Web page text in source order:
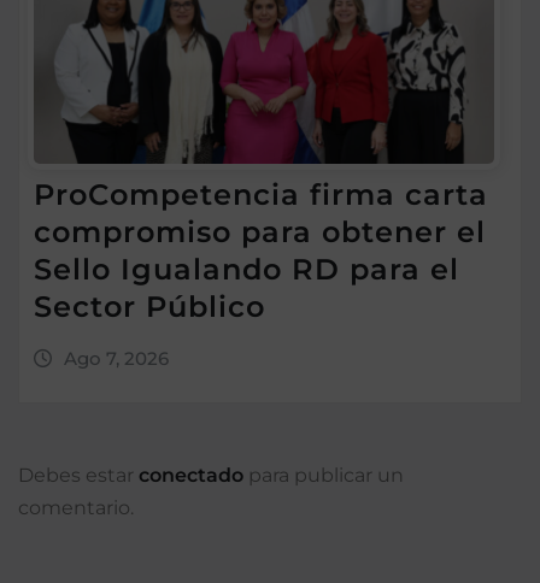
ProCompetencia firma carta
compromiso para obtener el
Sello Igualando RD para el
Sector Público
Ago 7, 2026
Debes estar conectado para publicar un
comentario.